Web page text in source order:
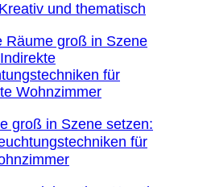
und thematisch
groß in Szene setzen:
für